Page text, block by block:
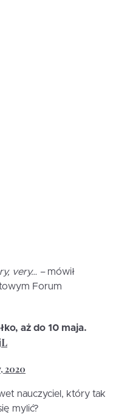
very… –mówił
Forum
aż do 10 maja.
2020
nauczyciel, który tak
mylić?